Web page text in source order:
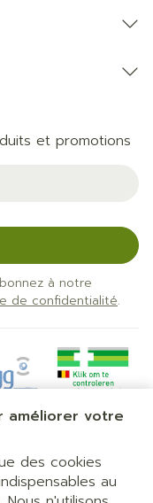
améliorer votre
des cookies
au
et promotions
à notre
de confidentialité.